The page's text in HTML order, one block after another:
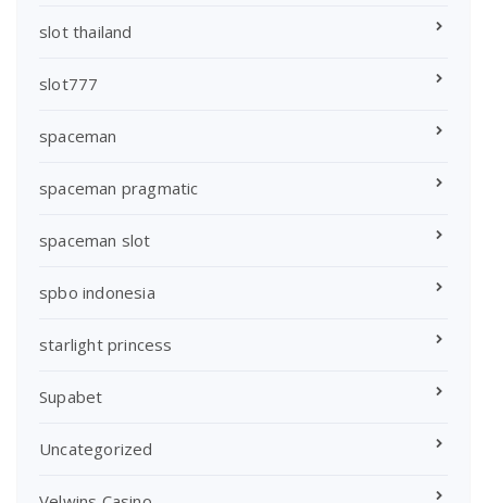
slot thailand
slot777
spaceman
spaceman pragmatic
spaceman slot
spbo indonesia
starlight princess
Supabet
Uncategorized